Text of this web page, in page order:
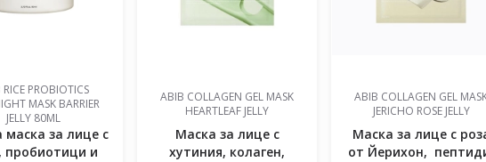
PROBIOTICS
MASK BARRIER
JELLY 80ML
за лице с
пробиотици и
ABIB COLLAGEN GEL MASK
HEARTLEAF JELLY
Маска за лице с
хутиния, колаген,
ABIB COLLAGEN GEL
JERICHO ROSE JELLY
Маска за лице с
от Йерихон,